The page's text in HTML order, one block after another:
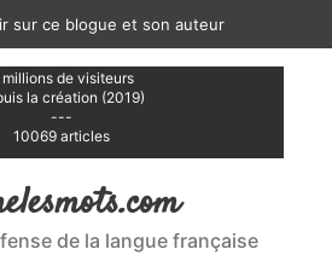
sur ce blogue et son auteur
de visiteurs
la création (2019)
---
10069 articles
de la langue française